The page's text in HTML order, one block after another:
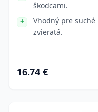
škodcami.
Vhodný pre
zvieratá.
16.74 €